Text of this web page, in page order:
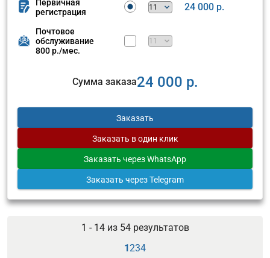
Первичная
регистрация
24 000 р.
Почтовое
обслуживание
800 р./мес.
Сумма заказа24 000 р.
Заказать
Заказать в один клик
Заказать через WhatsApp
Заказать через Telegram
1 - 14 из 54результатов
1234